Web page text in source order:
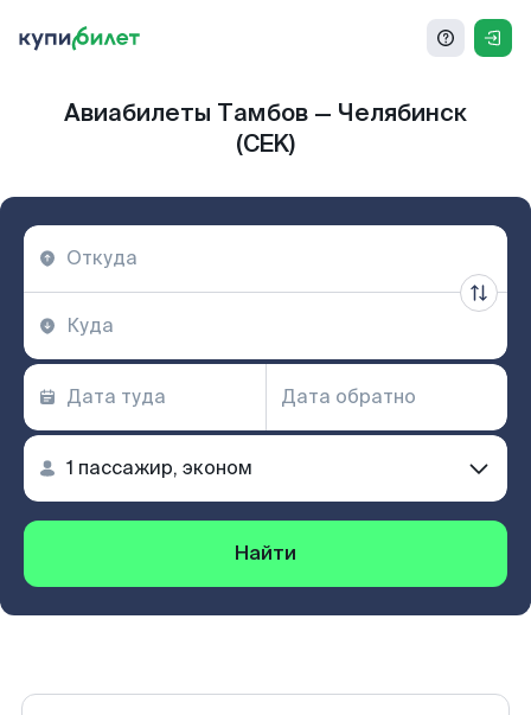
Авиабилеты Тамбов — Челябинск
(CEK)
Найти